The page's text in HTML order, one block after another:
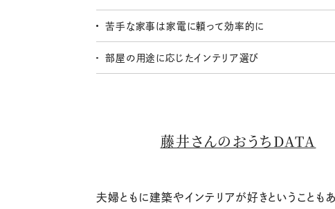
苦手な家事は家電に頼って効率的に
部屋の用途に応じたインテリア選び
藤井さんのおうちDATA
夫婦ともに建築やインテリアが好きということも